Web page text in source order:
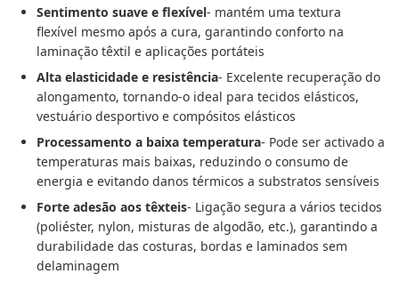
Sentimento suave e flexível- mantém uma textura
flexível mesmo após a cura, garantindo conforto na
laminação têxtil e aplicações portáteis
Alta elasticidade e resistência- Excelente recuperação do
alongamento, tornando-o ideal para tecidos elásticos,
vestuário desportivo e compósitos elásticos
Processamento a baixa temperatura- Pode ser activado a
temperaturas mais baixas, reduzindo o consumo de
energia e evitando danos térmicos a substratos sensíveis
Forte adesão aos têxteis- Ligação segura a vários tecidos
(poliéster, nylon, misturas de algodão, etc.), garantindo a
durabilidade das costuras, bordas e laminados sem
delaminagem